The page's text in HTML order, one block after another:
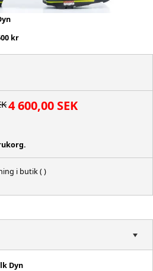
kr
4 600,00 SEK
i butik( )
Dyn